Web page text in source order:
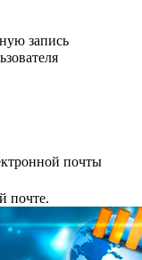
запись
почты
почте.